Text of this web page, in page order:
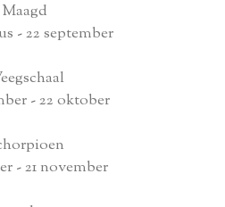
Maagd
- 22 september
- 22 oktober
- 21 november